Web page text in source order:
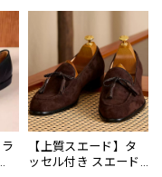
【上質スエード】タ
ッセル付き スエード